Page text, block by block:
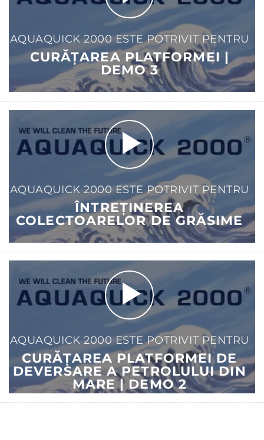
AQUAQUICK 2000 ESTE POTRIVIT PENTRU
CURĂȚAREA PLATFORMEI |
DEMO 3
AQUAQUICK 2000 ESTE POTRIVIT PENTRU
ÎNTREȚINEREA
COLECTOARELOR DE GRĂSIME
AQUAQUICK 2000 ESTE POTRIVIT PENTRU
CURĂȚAREA PLATFORMEI DE
DEVERSARE A PETROLULUI DIN
MARE | DEMO 2